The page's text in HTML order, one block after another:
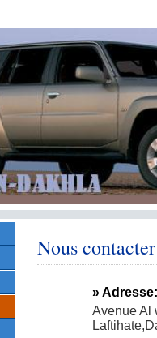
Nous contacter
» Adresse:
Avenue Al